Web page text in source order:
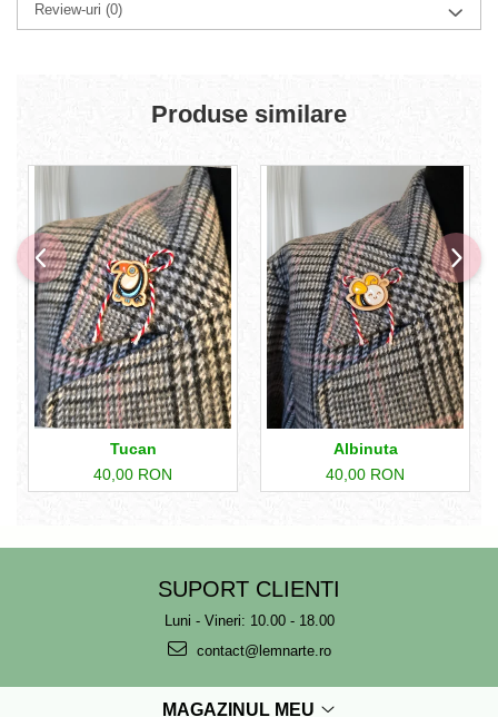
Review-uri (0)
Produse similare
Tucan
40,00 RON
Albinuta
40,00 RON
SUPORT CLIENTI
Luni - Vineri: 10.00 - 18.00
contact@lemnarte.ro
MAGAZINUL MEU